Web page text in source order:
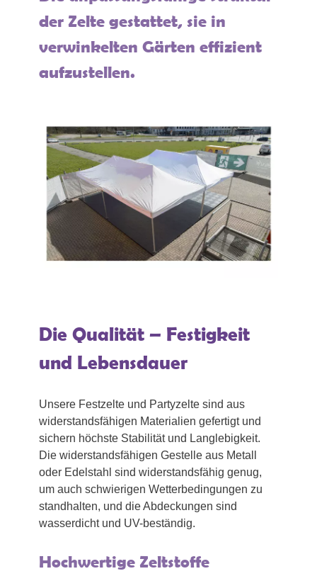
der Zelte gestattet, sie in
verwinkelten Gärten effizient
aufzustellen.
Die Qualität – Festigkeit
und Lebensdauer
Unsere Festzelte und Partyzelte sind aus
widerstandsfähigen Materialien gefertigt und
sichern höchste Stabilität und Langlebigkeit.
Die widerstandsfähigen Gestelle aus Metall
oder Edelstahl sind widerstandsfähig genug,
um auch schwierigen Wetterbedingungen zu
standhalten, und die Abdeckungen sind
wasserdicht und UV-beständig.
Hochwertige Zeltstoffe